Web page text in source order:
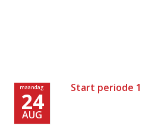
maandag
24
AUG
Start periode 1